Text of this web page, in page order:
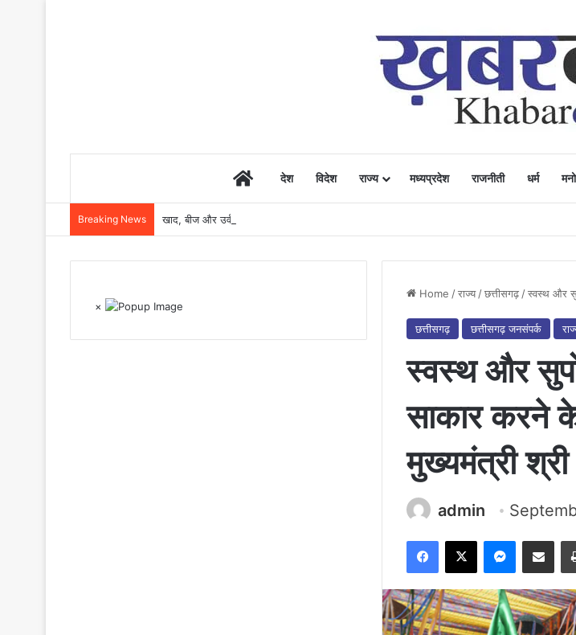
Homeदेश विदेश राज्य मध्यप्रदेश राजनीती धर्म
Breaking News खाद, बीज और उर्वरकों की समय पर उपलब्धता से किसानों में उत्साह, नैनो डीएपी और नैनो यूरिया बने किसानों के
Home /राज्य /छत्तीसगढ़ /स्वस्थ और
छत्तीसगढ़ छत्तीसगढ़ जनसंपर्क
स्वस्थ और
साकार करने
मुख्यमंत्री
admin
Facebook
X Messenger
Share via
×